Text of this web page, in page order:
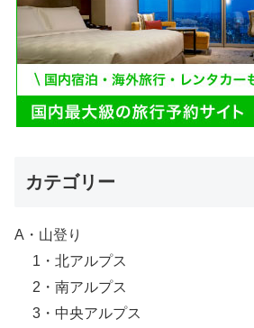
カテゴリー
A・山登り
1・北アルプス
2・南アルプス
3・中央アルプス